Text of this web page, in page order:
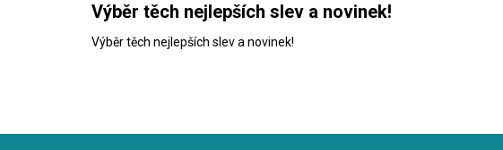
Výběr těch nejlepších slev a novinek!
Výběr těch nejlepších slev a novinek!